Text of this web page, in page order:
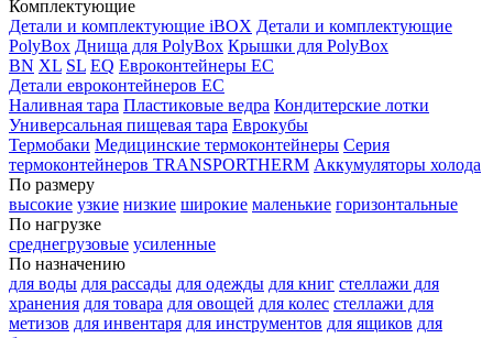
Комплектующие
Детали и комплектующие iBOX Детали и комплектующие
PolyBox Днища для PolyBox Крышки для PolyBox
BN XL SL EQ Евроконтейнеры EC
Детали евроконтейнеров EC
Наливная тара Пластиковые ведра Кондитерские лотки
Универсальная пищевая тара Еврокубы
Термобаки Медицинские термоконтейнеры Серия
термоконтейнеров TRANSPORTHERM Аккумуляторы холода
По размеру
высокие узкие низкие широкие маленькие горизонтальные
По нагрузке
среднегрузовые усиленные
По назначению
для воды для рассады для одежды для книг стеллажи для
хранения для товара для овощей для колес стеллажи для
метизов для инвентаря для инструментов для ящиков для